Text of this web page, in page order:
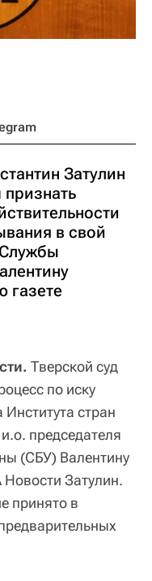
Затулин
в свой
газете
Тверской суд
по иску
стран
председателя
(СБУ) Валентину
Затулин.
принято в